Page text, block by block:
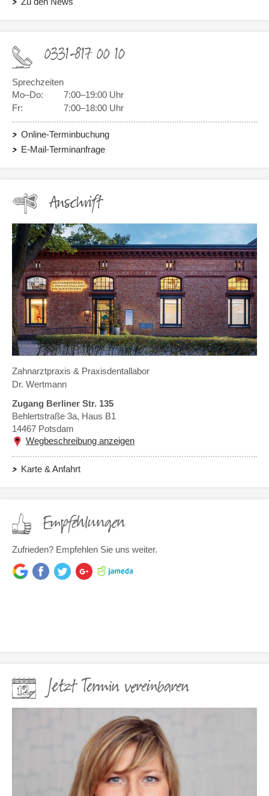
0331-817 00 10
Sprechzeiten
Mo–Do:
7:00–19:00 Uhr
Fr:
7:00–18:00 Uhr
Online-Terminbuchung
E-Mail-Terminanfrage
Anschrift
Zahnarztpraxis & Praxisdentallabor
Dr. Wertmann
Zugang Berliner Str. 135
Behlertstraße 3a, Haus B1
14467 Potsdam
Wegbeschreibung anzeigen
Karte & Anfahrt
Empfehlungen
Zufrieden? Empfehlen Sie uns weiter.
Jetzt Termin vereinbaren